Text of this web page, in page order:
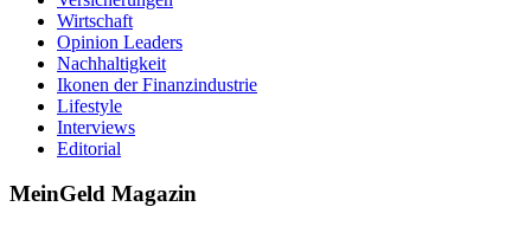
Wirtschaft
Opinion Leaders
Nachhaltigkeit
Ikonen der Finanzindustrie
Lifestyle
Interviews
Editorial
MeinGeld Magazin